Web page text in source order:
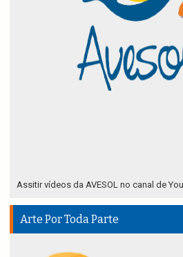
Assitir vídeos da AVESOL no canal de
Arte Por Toda Parte